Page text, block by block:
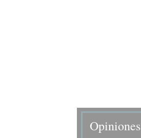
Opiniones